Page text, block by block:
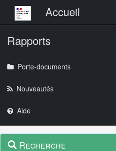
Menu principalAccueil
Rapports
Porte-documents
Nouveautés
Aide
Navigation
Menu
contextuel
Recherche